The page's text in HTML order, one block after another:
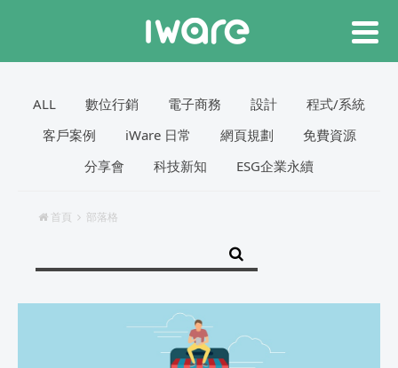
ALL 數位行銷 電子商務 設計
程式/系統
客戶案例
iWare 日常 網頁規劃
免費資源
分享會
科技新知 ESG企業永續
首頁 部落格